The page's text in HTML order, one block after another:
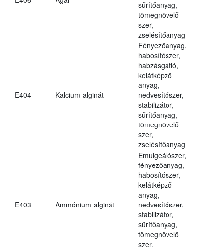
sűrítőanyag,
tömegnövelő
szer,
zselésítőanyag
E404 Kalcium-alginát
Fényezőanyag,
habosítószer,
habzásgátló,
kelátképző
anyag,
nedvesítőszer,
stabilizátor,
sűrítőanyag,
tömegnövelő
szer,
zselésítőanyag
E403 Ammónium-alginát
Emulgeálószer,
fényezőanyag,
habosítószer,
kelátképző
anyag,
nedvesítőszer,
stabilizátor,
sűrítőanyag,
tömegnövelő
szer,